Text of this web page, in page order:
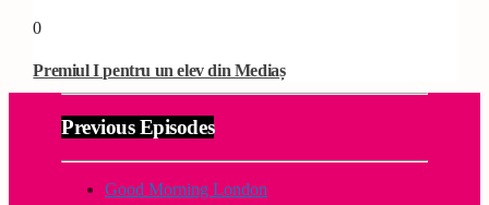
0
Premiul I pentru un elev din Mediaș
Previous Episodes
Good Morning London